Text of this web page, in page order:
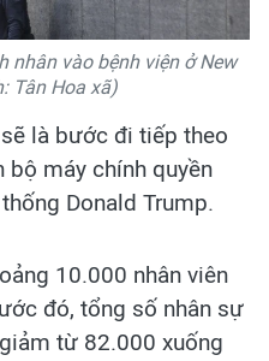
nhân vào bệnh viện ở New
Tân Hoa xã)
là bước đi tiếp theo
bộ máy chính quyền
Donald Trump.
10.000 nhân viên
đó, tổng số nhân sự
từ 82.000 xuống